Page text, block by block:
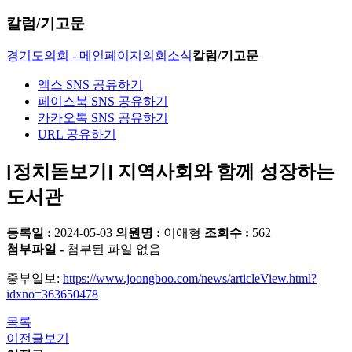
칼럼/기고문
경기도의회 - 메인페이지 의회소식칼럼/기고문
엑스 SNS 공유하기
페이스북 SNS 공유하기
카카오톡 SNS 공유하기
URL 공유하기
[정치돋보기] 지역사회와 함께 성장하는
도서관
등록일 : 2024-05-03 의원명 : 이애형 조회수 : 562
첨부파일 - 첨부된 파일 없음
중부일보: https://www.joongboo.com/news/articleView.html?
idxno=363650478
목록
이전글보기